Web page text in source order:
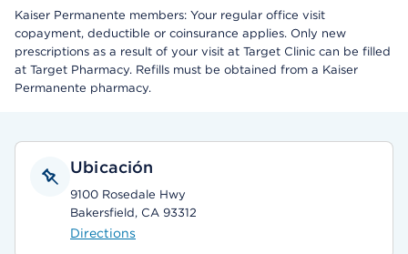
Kaiser Permanente members: Your regular office visit
copayment, deductible or coinsurance applies. Only new
prescriptions as a result of your visit at Target Clinic can be filled
at Target Pharmacy. Refills must be obtained from a Kaiser
Permanente pharmacy.
Ubicación
9100 Rosedale Hwy
Bakersfield, CA 93312
Directions